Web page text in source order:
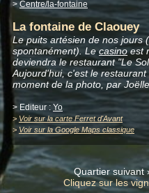
> Centre/la-fontaine
La fontaine de Claouey
Le puits artésien de nos jours
spontanément). Lecasinoest
deviendra le restaurant "Le
Aujourd'hui, c'est le
moment de la photo, par
> Editeur : Yo
> Voir sur la carte Ferret d'Avant
> Voir sur la Google Maps classique
Quartier suivant
Cliquez sur les